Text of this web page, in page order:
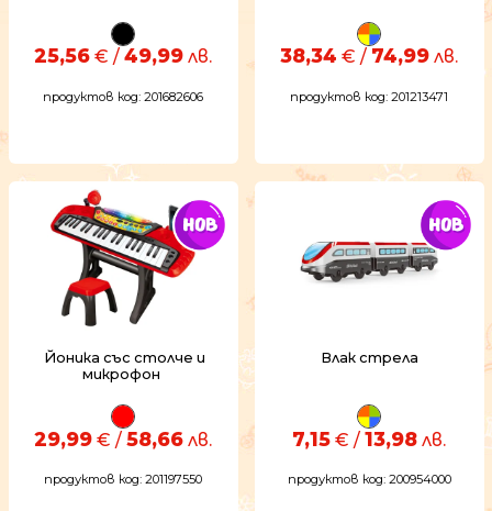
25,56 € / 49,99 лв.
продуктов код: 201682606
38,34 € / 74,99 лв.
продуктов код: 201213471
Йоника със столче и
микрофон
29,99 € / 58,66 лв.
продуктов код: 201197550
Влак стрела
7,15 € / 13,98 лв.
продуктов код: 200954000